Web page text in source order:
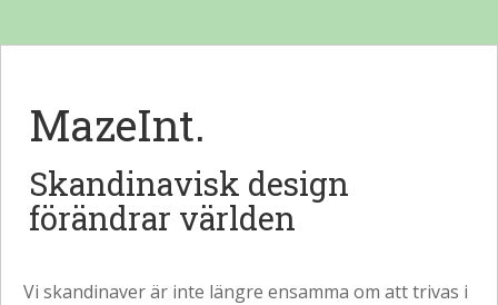
MazeInt.
Skandinavisk design
förändrar världen
Vi skandinaver är inte längre ensamma om att trivas i